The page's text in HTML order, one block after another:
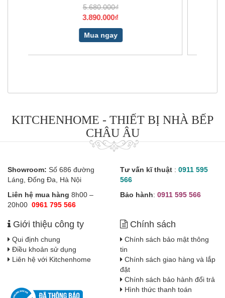
6.680.000₫
4.650.000₫
Mua ngay
KITCHENHOME - THIẾT BỊ NHÀ BẾP
CHÂU ÂU
Showroom: Số 686 đường
Láng, Đống Đa, Hà Nội
Liên hệ mua hàng 8h00 –
20h00 0961 795 566
Tư vấn kĩ thuật : 0911 595
566
Bảo hành: 0911 595 566
Giới thiệu công ty
Qui định chung
Điều khoản sử dụng
Liên hệ với Kitchenhome
Chính sách
Chính sách bảo mật thông
tin
Chính sách giao hàng và lắp
đặt
Chính sách bảo hành đổi trả
Hình thức thanh toán